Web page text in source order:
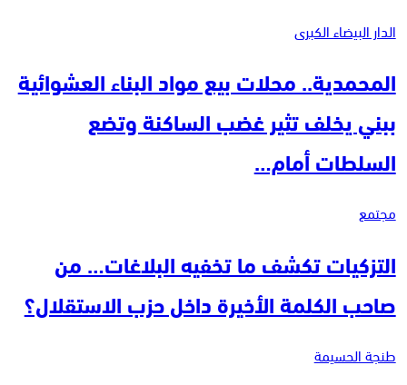
الدار البيضاء الكبرى
المحمدية.. محلات بيع مواد البناء العشوائية
ببني يخلف تثير غضب الساكنة وتضع
السلطات أمام…
مجتمع
التزكيات تكشف ما تخفيه البلاغات… من
صاحب الكلمة الأخيرة داخل حزب الاستقلال؟
طنجة الحسيمة